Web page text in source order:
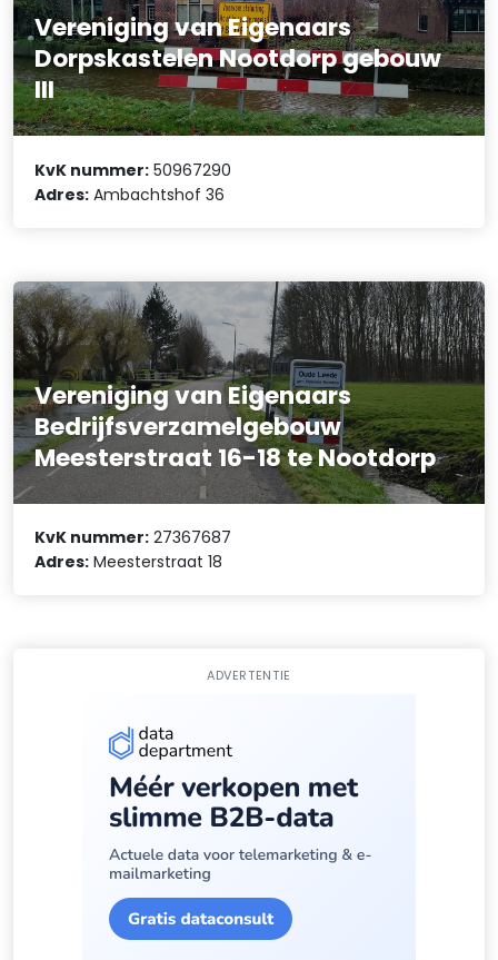
Vereniging van Eigenaars
Dorpskastelen Nootdorp gebouw
III
KvK nummer: 50967290
Adres: Ambachtshof 36
Vereniging van Eigenaars
Bedrijfsverzamelgebouw
Meesterstraat 16-18 te Nootdorp
KvK nummer: 27367687
Adres: Meesterstraat 18
ADVERTENTIE